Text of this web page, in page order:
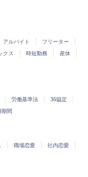
アルバイト
フリーター
クス 時短勤務
産休
労働基準法
36協定
期間
職場恋愛
社内恋愛